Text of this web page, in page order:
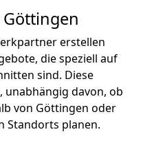
erstellen
die speziell auf
sind. Diese
unabhängig davon, ob
von Göttingen oder
Standorts planen.